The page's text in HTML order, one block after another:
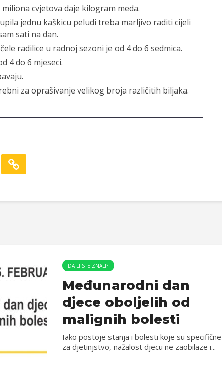
cvjetova daje kilogram meda.
jednu kaškicu peludi treba marljivo raditi cijeli
sati na dan.
radilice u radnoj sezoni je od 4 do 6 sedmica.
4 do 6 mjeseci.
za oprašivanje velikog broja različitih biljaka.
DA LI STE ZNALI?
Međunarodni dan
djece oboljelih od
malignih bolesti
Iako postoje stanja i bolesti koje su specifične
za djetinjstvo, nažalost djecu ne zaobilaze i...